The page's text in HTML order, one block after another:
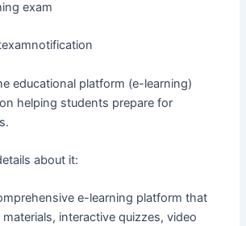
exam
educational platform (e-learning)
helping students prepare for
about it:
e-learning platform that
interactive quizzes, video